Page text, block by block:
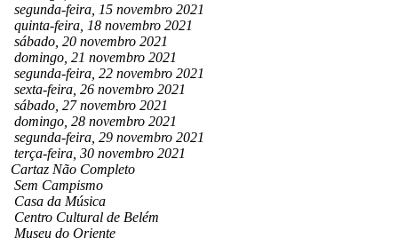
segunda-feira, 15 novembro 2021
quinta-feira, 18 novembro 2021
sábado, 20 novembro 2021
domingo, 21 novembro 2021
segunda-feira, 22 novembro 2021
sexta-feira, 26 novembro 2021
sábado, 27 novembro 2021
domingo, 28 novembro 2021
segunda-feira, 29 novembro 2021
terça-feira, 30 novembro 2021
Cartaz Não Completo
Sem Campismo
Casa da Música
Centro Cultural de Belém
Museu do Oriente